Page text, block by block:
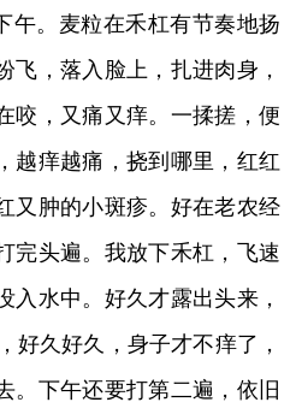
。麦粒在禾杠有节奏地扬
飞，落入脸上，扎进肉身，
咬，又痛又痒。一揉搓，便
越痒越痛，挠到哪里，红红
又肿的小斑疹。好在老农经
完头遍。我放下禾杠，飞速
水中。好久才露出头来，
好久好久，身子才不痒了，
。下午还要打第二遍，依旧